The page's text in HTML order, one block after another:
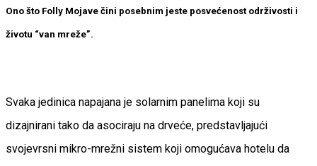
Ono što Folly Mojave čini posebnim jeste posvećenost održivosti i
životu “van mreže”.
Svaka jedinica napajana je solarnim panelima koji su
dizajnirani tako da asociraju na drveće, predstavljajući
svojevrsni mikro-mrežni sistem koji omogućava hotelu da